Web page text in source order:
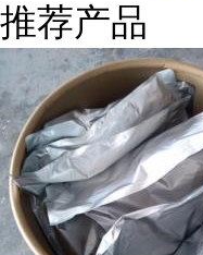
推荐产品